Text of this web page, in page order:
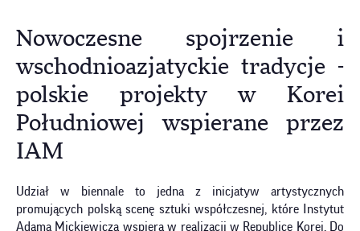
Nowoczesne spojrzenie i
wschodnioazjatyckie tradycje -
polskie projekty w Korei
Południowej wspierane przez
IAM
Udział w biennale to jedna z inicjatyw artystycznych
promujących polską scenę sztuki współczesnej, które Instytut
Adama Mickiewicza wspiera w realizacji w Republice Korei. Do